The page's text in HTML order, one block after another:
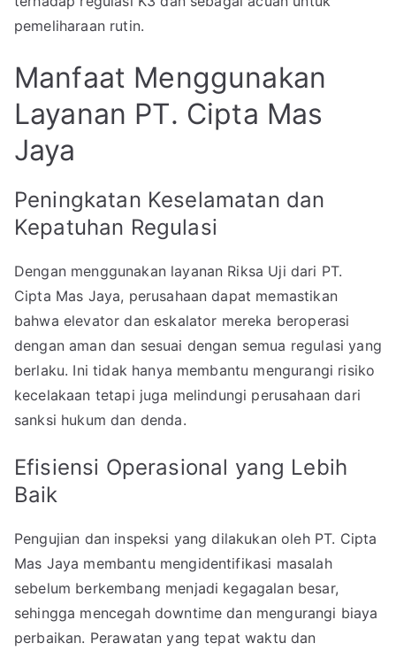
pemeliharaan rutin.
Manfaat Menggunakan
Layanan PT. Cipta Mas
Jaya
Peningkatan Keselamatan dan
Kepatuhan Regulasi
Dengan menggunakan layanan Riksa Uji dari PT.
Cipta Mas Jaya, perusahaan dapat memastikan
bahwa elevator dan eskalator mereka beroperasi
dengan aman dan sesuai dengan semua regulasi yang
berlaku. Ini tidak hanya membantu mengurangi risiko
kecelakaan tetapi juga melindungi perusahaan dari
sanksi hukum dan denda.
Efisiensi Operasional yang Lebih
Baik
Pengujian dan inspeksi yang dilakukan oleh PT. Cipta
Mas Jaya membantu mengidentifikasi masalah
sebelum berkembang menjadi kegagalan besar,
sehingga mencegah downtime dan mengurangi biaya
perbaikan. Perawatan yang tepat waktu dan